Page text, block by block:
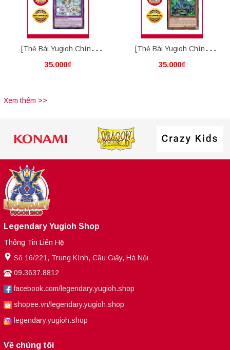
[Thẻ Bài Yugioh Chính
Hãng] Ultimate Crystal
35.000₫
[Thẻ Bài Yugioh Chính
Hãng] Advanced Crystal
35.000₫
Xem thêm >>
Legendary Yugioh Shop
Thông Tin Liên Hệ
Số 16/221, Trung Kính, Cầu Giấy, Hà Nội
09.3637.8812
facebook.com/legendary.yugioh.shop
shopee.vn/legendary.yugioh.shop
legendary.yugioh.shop
Về chúng tôi